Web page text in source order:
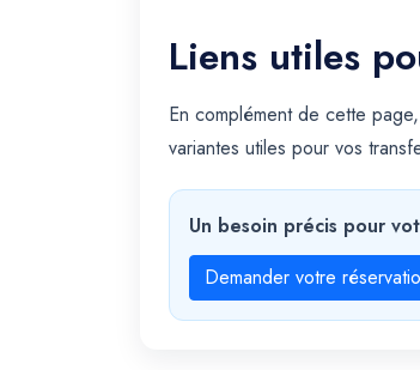
Liens utiles
En complément de cette page,
variantes utiles pour vos
Un besoin précis pour
Demander votre